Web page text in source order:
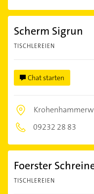
Scherm Sigrun
TISCHLEREIEN
Chat starten
09232 28 83
Foerster
TISCHLEREIEN